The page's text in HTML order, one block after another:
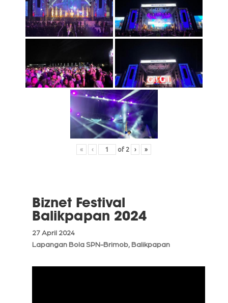
« ‹ of 2 › »
Biznet Festival
Balikpapan 2024
27 April 2024
Lapangan Bola SPN-Brimob, Balikpapan